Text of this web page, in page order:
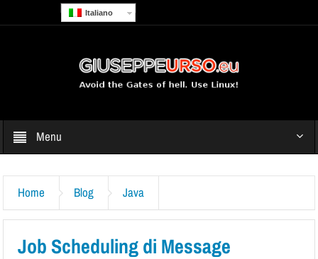
Italiano
Menu
Home Blog Java
Job Scheduling di Message